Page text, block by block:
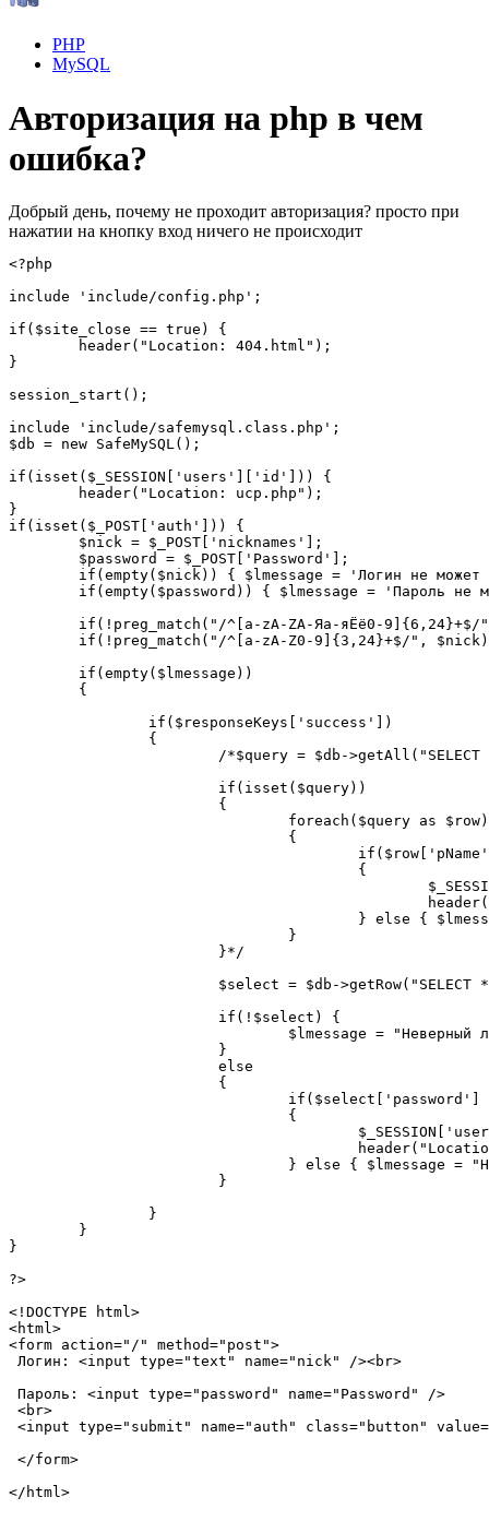
PHP
MySQL
Авторизация на php в чем
ошибка?
Добрый день, почему не проходит авторизация? просто при
нажатии на кнопку вход ничего не происходит
<?php
include 'include/config.php';
if($site_close == true) {
}
session_start();
include 'include/safemysql.class.php';
$db = new SafeMySQL();
if(isset($_SESSION['users']['id'])) {
}
if(isset($_POST['auth'])) {
}
?>
<!DOCTYPE html>
<html>
<form action="/" method="post">
Логин: <input type="text" name="nick" /><br>
Пароль: <input type="password" name="Password" />
<br>
<input type="submit" name="auth" class="button"
</form>
</html>